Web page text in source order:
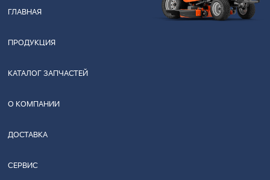
ГЛАВНАЯ
ПРОДУКЦИЯ
КАТАЛОГ ЗАПЧАСТЕЙ
О КОМПАНИИ
ДОСТАВКА
СЕРВИС